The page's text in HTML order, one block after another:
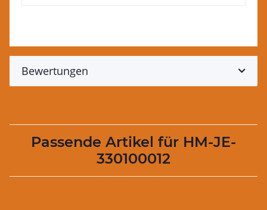
Bewertungen
Passende Artikel für HM-JE-
330100012